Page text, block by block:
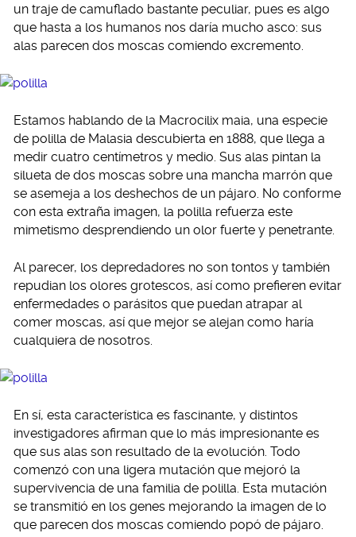
un traje de camuflado bastante peculiar, pues es algo
que hasta a los humanos nos daría mucho asco: sus
alas parecen dos moscas comiendo excremento.
Estamos hablando de la Macrocilix maia, una especie
de polilla de Malasia descubierta en 1888, que llega a
medir cuatro centímetros y medio. Sus alas pintan la
silueta de dos moscas sobre una mancha marrón que
se asemeja a los deshechos de un pájaro. No conforme
con esta extraña imagen, la polilla refuerza este
mimetismo desprendiendo un olor fuerte y penetrante.
Al parecer, los depredadores no son tontos y también
repudian los olores grotescos, así como prefieren evitar
enfermedades o parásitos que puedan atrapar al
comer moscas, así que mejor se alejan como haría
cualquiera de nosotros.
En sí, esta característica es fascinante, y distintos
investigadores afirman que lo más impresionante es
que sus alas son resultado de la evolución. Todo
comenzó con una ligera mutación que mejoró la
supervivencia de una familia de polilla. Esta mutación
se transmitió en los genes mejorando la imagen de lo
que parecen dos moscas comiendo popó de pájaro.